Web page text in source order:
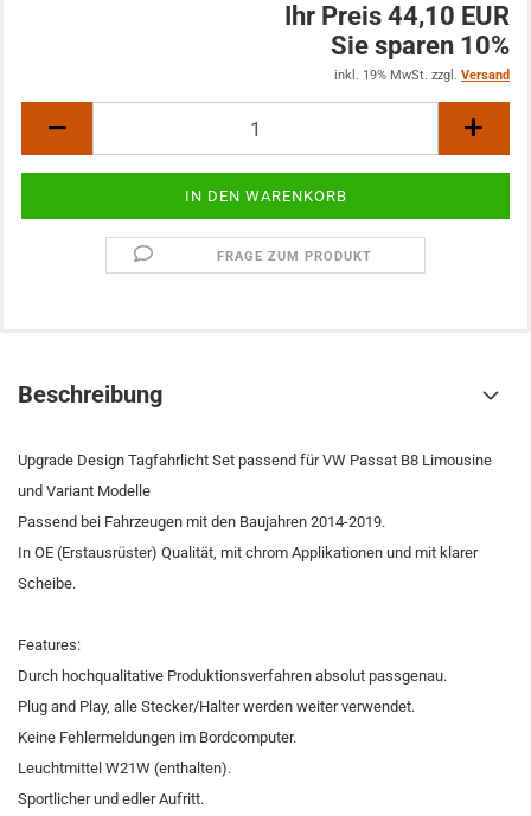
Ihr Preis 44,10 EUR
Sie sparen 10%
inkl. 19% MwSt. zzgl. Versand
FRAGE ZUM PRODUKT
Beschreibung
Upgrade Design Tagfahrlicht Set passend für VW Passat B8 Limousine
und Variant Modelle
Passend bei Fahrzeugen mit den Baujahren 2014-2019.
In OE (Erstausrüster) Qualität, mit chrom Applikationen und mit klarer
Scheibe.
Features:
Durch hochqualitative Produktionsverfahren absolut passgenau.
Plug and Play, alle Stecker/Halter werden weiter verwendet.
Keine Fehlermeldungen im Bordcomputer.
Leuchtmittel W21W (enthalten).
Sportlicher und edler Aufritt.